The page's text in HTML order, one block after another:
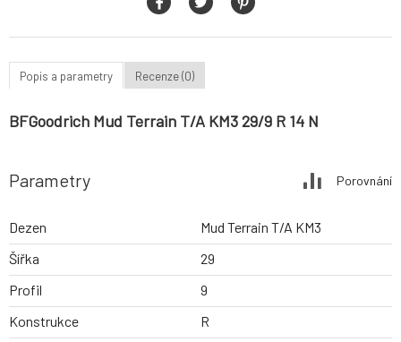
Popis a parametry Recenze (0)
BFGoodrich Mud Terrain T/A KM3 29/9 R 14 N
Parametry Porovnání
Dezen
Mud Terrain T/A KM3
Šířka
29
Profil
9
Konstrukce
R